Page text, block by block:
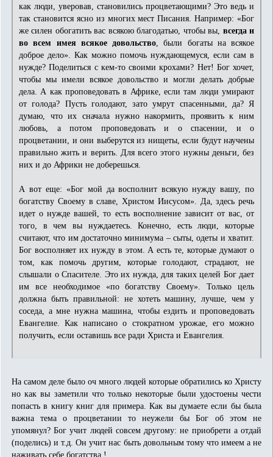
как люди, уверовав, становились процветающими? Это ведь и
так становится ясно из многих мест Писания. Например: «Бог
же силен обогатить вас всякою благодатью, чтобы вы, всегда и
во всем имея всякое довольство, были богаты на всякое
доброе дело». Как можно помочь нуждающемуся, если сам в
нужде? Поделиться с кем-то своими крохами? Нет! Бог хочет,
чтобы мы имели всякое довольство и могли делать добрые
дела. А как проповедовать в Африке, если там люди умирают
от голода? Пусть голодают, зато умрут спасенными, да? Я
думаю, что их сначала нужно накормить, проявить к ним
любовь, а потом проповедовать и о спасении, и о
процветании, и они выберутся из нищеты, если будут научены
правильно жить и верить. Для всего этого нужны деньги, без
них и до Африки не доберешься.
А вот еще: «Бог мой да восполнит всякую нужду вашу, по
богатству Своему в славе, Христом Иисусом». Да, здесь речь
идет о нужде вашей, то есть восполнение зависит от вас, от
того, в чем вы нуждаетесь. Конечно, есть люди, которые
считают, что им достаточно минимума – сыты, одеты и хватит.
Бог восполняет их нужду в этом. А есть те, которые думают о
том, как помочь другим, которые голодают, страдают, не
слышали о Спасителе. Это их нужда, для таких целей Бог дает
им все необходимое «по богатству Своему». Только цель
должна быть правильной: не хотеть машину, лучше, чем у
соседа, а мне нужна машина, чтобы ездить и проповедовать
Евангелие. Как написано о стократном урожае, его можно
получить, если оставишь все ради Христа и Евангелия.
На самом деле было оч много людей которые обратились ко Христу
но как вы заметили что только некоторые были удостоены чести
попасть в книгу книг для примера. Как вы думаете если бы была
важна тема о процветании то неужели бы Бог об этом не
упомянул? Бог учит людей совсем другому: не приобрети а отдай
(поделись) и т.д. Он учит нас быть довольным тому что имеем а не
наживать себе богатства !